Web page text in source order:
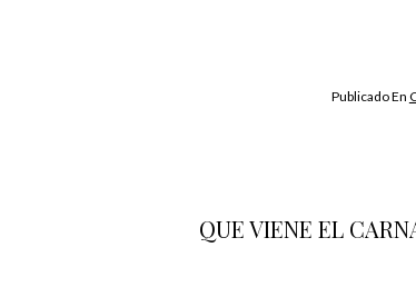
Publicado En
QUE VIENE EL